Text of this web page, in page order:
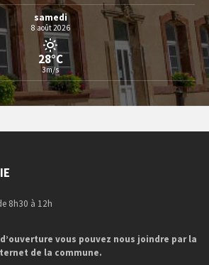
samedi
8 août 2026
28°C
3m/s
8h30 à 12h
vous pouvez nous joindre par la
de la commune.